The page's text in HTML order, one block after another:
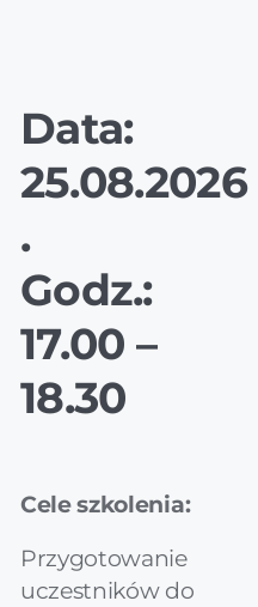
Data:
25.08.2026
.
Godz.:
17.00 –
18.30
Cele szkolenia:
Przygotowanie
uczestników do